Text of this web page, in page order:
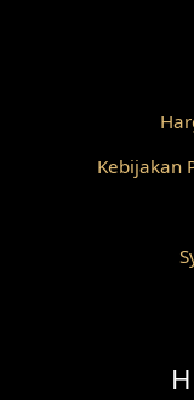
Desain
Desain
Desain
Desain
Desain
Kebijakan